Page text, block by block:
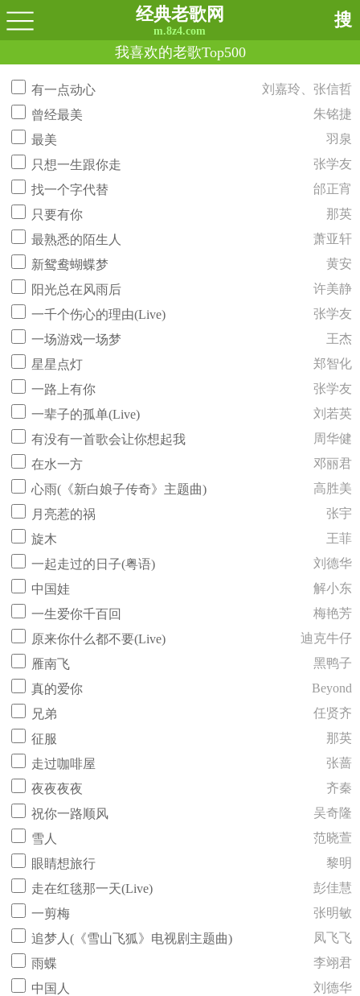
经典老歌网
m.8z4.com
搜
我喜欢的老歌Top500
有一点动心
刘嘉玲、张信哲
曾经最美
朱铭捷
最美
羽泉
只想一生跟你走
张学友
找一个字代替
邰正宵
只要有你
那英
最熟悉的陌生人
萧亚轩
新鸳鸯蝴蝶梦
黄安
阳光总在风雨后
许美静
一千个伤心的理由(Live)
张学友
一场游戏一场梦
王杰
星星点灯
郑智化
一路上有你
张学友
一辈子的孤单(Live)
刘若英
有没有一首歌会让你想起我
周华健
在水一方
邓丽君
心雨(《新白娘子传奇》主题曲)
高胜美
月亮惹的祸
张宇
旋木
王菲
一起走过的日子(粤语)
刘德华
中国娃
解小东
一生爱你千百回
梅艳芳
原来你什么都不要(Live)
迪克牛仔
雁南飞
黑鸭子
真的爱你
Beyond
兄弟
任贤齐
征服
那英
走过咖啡屋
张蔷
夜夜夜夜
齐秦
祝你一路顺风
吴奇隆
雪人
范晓萱
眼睛想旅行
黎明
走在红毯那一天(Live)
彭佳慧
一剪梅
张明敏
追梦人(《雪山飞狐》电视剧主题曲)
凤飞飞
雨蝶
李翊君
中国人
刘德华